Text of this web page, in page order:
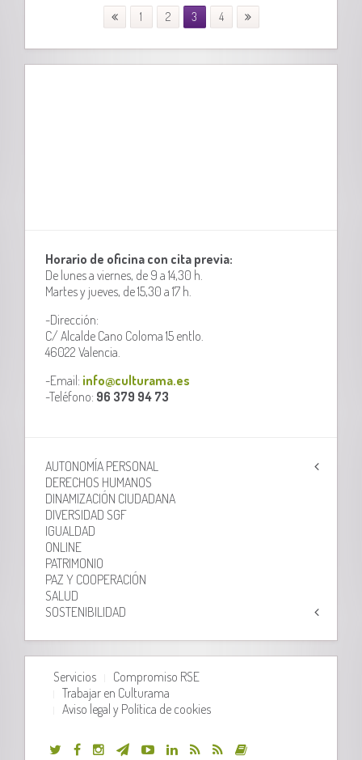
1 2 3 4
Horario de oficina con cita previa:
De lunes a viernes, de 9 a 14,30 h.
Martes y jueves, de 15,30 a 17 h.
-Dirección:
C/ Alcalde Cano Coloma 15 entlo.
46022 Valencia.
-Email: info@culturama.es
-Teléfono: 96 379 94 73
AUTONOMÍA PERSONAL
DERECHOS HUMANOS
DINAMIZACIÓN CIUDADANA
DIVERSIDAD SGF
IGUALDAD
ONLINE
PATRIMONIO
PAZ Y COOPERACIÓN
SALUD
SOSTENIBILIDAD
Servicios
Compromiso RSE
Trabajar en Culturama
Aviso legal y Política de cookies